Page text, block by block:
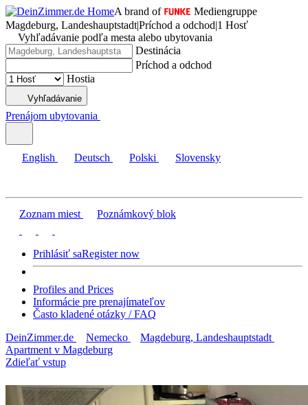
A brand of
Mediengruppe
Magdeburg, Landeshauptstadt|Príchod a odchod|1 Hosť
Vyhľadávanie podľa mesta alebo ubytovania
Destinácia
Príchod a odchod
Hostia
Vyhľadávanie
Prenájom ubytovania
English Deutsch Polski Slovensky
Zoznam miest Poznámkový blok
Prihlásiť saRegister now
Profiles and Prices
Informácie pre prenajímateľov
Často kladené otázky / FAQ
DeinZimmer.de
Nemecko
Magdeburg, Landeshauptstadt
Apartment v Magdeburg
Zdieľať vstup